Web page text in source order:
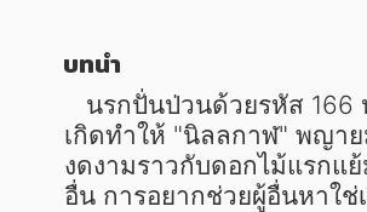
การ์ตูนความรู้ การ์ตูน
การ์ตูนมังงะ (Manga)
การ์ตูนความรู้ การ์ตูน
การ์ตูนมังงะ (Manga)
บทนำ
นรกปั่นป่วนด้วยรหัส 166
เกิดทำให้ "นิลลกาฬ" พญา
งดงามราวกับดอกไม้แรกแ
อื่น การอยากช่วยผู้อื่นหาใช่